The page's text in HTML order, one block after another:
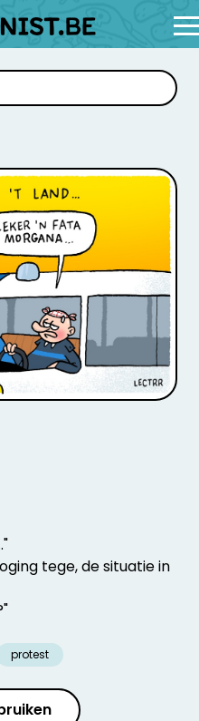
tege, de situatie in
protest